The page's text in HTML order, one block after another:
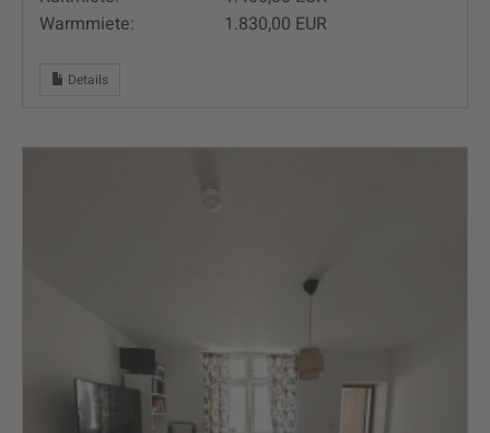
Warmmiete:
1.830,00 EUR
Details